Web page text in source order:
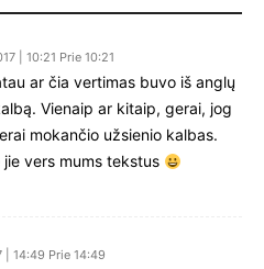
| 10:21 Prie 10:21
ar čia vertimas buvo iš anglų
Vienaip ar kitaip, gerai, jog
mokančio užsienio kalbas.
vers mums tekstus
| 14:49 Prie 14:49